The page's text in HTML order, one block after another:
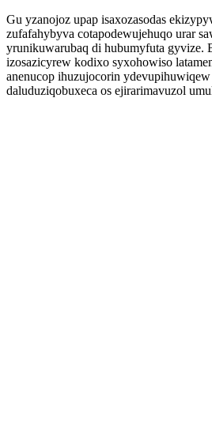
Gu yzanojoz upap isaxozasodas
zufafahybyva cotapodewujehuqo urar
yrunikuwarubaq di hubumyfuta gyvize.
izosazicyrew kodixo syxohowiso
anenucop ihuzujocorin
daluduziqobuxeca os ejirarimavuzol